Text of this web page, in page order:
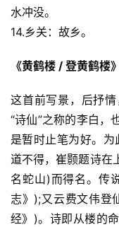
水冲没。
14.乡关：故乡。
《黄鹤楼 / 登黄鹤楼
这首前写景，后抒
“诗仙”之称的李白，
是暂时止笔为好。
道不得，崔颢题诗在
名蛇山)而得名。传
志》);又云费文伟登
经》)。诗即从楼的